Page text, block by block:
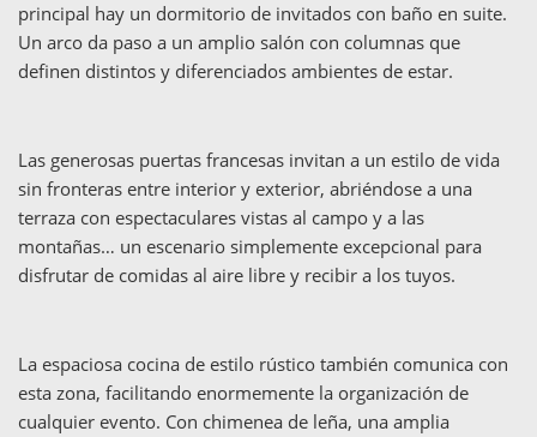
principal hay un dormitorio de invitados con baño en suite.
Un arco da paso a un amplio salón con columnas que
definen distintos y diferenciados ambientes de estar.
Las generosas puertas francesas invitan a un estilo de vida
sin fronteras entre interior y exterior, abriéndose a una
terraza con espectaculares vistas al campo y a las
montañas… un escenario simplemente excepcional para
disfrutar de comidas al aire libre y recibir a los tuyos.
La espaciosa cocina de estilo rústico también comunica con
esta zona, facilitando enormemente la organización de
cualquier evento. Con chimenea de leña, una amplia